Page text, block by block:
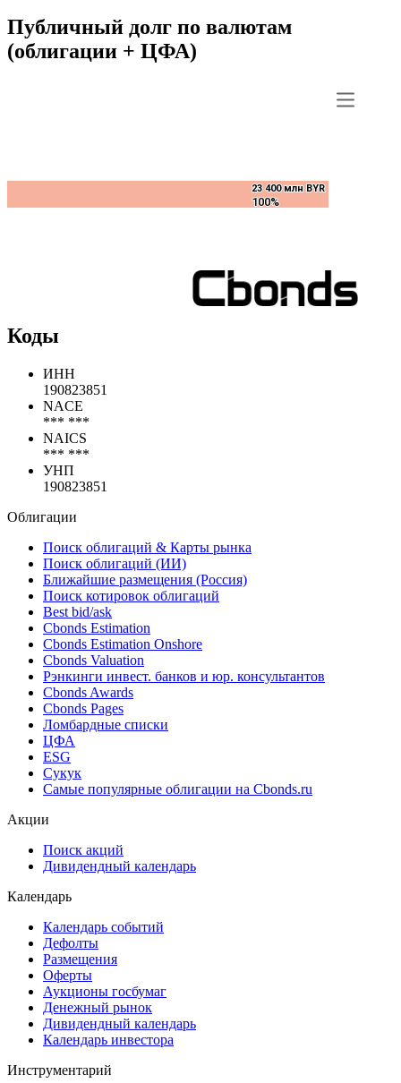
Публичный долг по валютам
(облигации + ЦФА)
23 400 млн BYR
100%
23 400 млн BYR
100%
Коды
ИНН
190823851
NACE
*** ***
NAICS
*** ***
УНП
190823851
Облигации
Поиск облигаций & Карты рынка
Поиск облигаций (ИИ)
Ближайшие размещения (Россия)
Поиск котировок облигаций
Best bid/ask
Cbonds Estimation
Cbonds Estimation Onshore
Cbonds Valuation
Рэнкинги инвест. банков и юр. консультантов
Cbonds Awards
Cbonds Pages
Ломбардные списки
ЦФА
ESG
Сукук
Самые популярные облигации на Cbonds.ru
Акции
Поиск акций
Дивидендный календарь
Календарь
Календарь событий
Дефолты
Размещения
Оферты
Аукционы госбумаг
Денежный рынок
Дивидендный календарь
Календарь инвестора
Инструментарий